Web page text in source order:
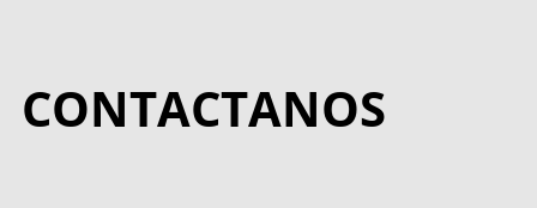
CONTACTANOS